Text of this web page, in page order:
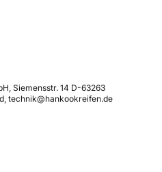
Siemensstr. 14 D-63263
technik@hankookreifen.de